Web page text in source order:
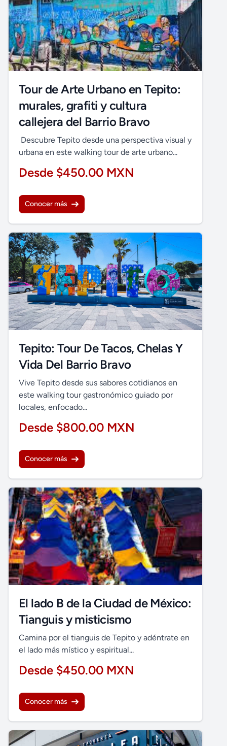
Tour de Arte Urbano en Tepito:
murales, grafiti y cultura
callejera del Barrio Bravo
Descubre Tepito desde una perspectiva visual y
urbana en este walking tour de arte urbano...
Desde $450.00 MXN
Conocer más
Tepito: Tour De Tacos, Chelas Y
Vida Del Barrio Bravo
Vive Tepito desde sus sabores cotidianos en
este walking tour gastronómico guiado por
locales, enfocado...
Desde $800.00 MXN
Conocer más
El lado B de la Ciudad de México:
Tianguis y misticismo
Camina por el tianguis de Tepito y adéntrate en
el lado más místico y espiritual...
Desde $450.00 MXN
Conocer más